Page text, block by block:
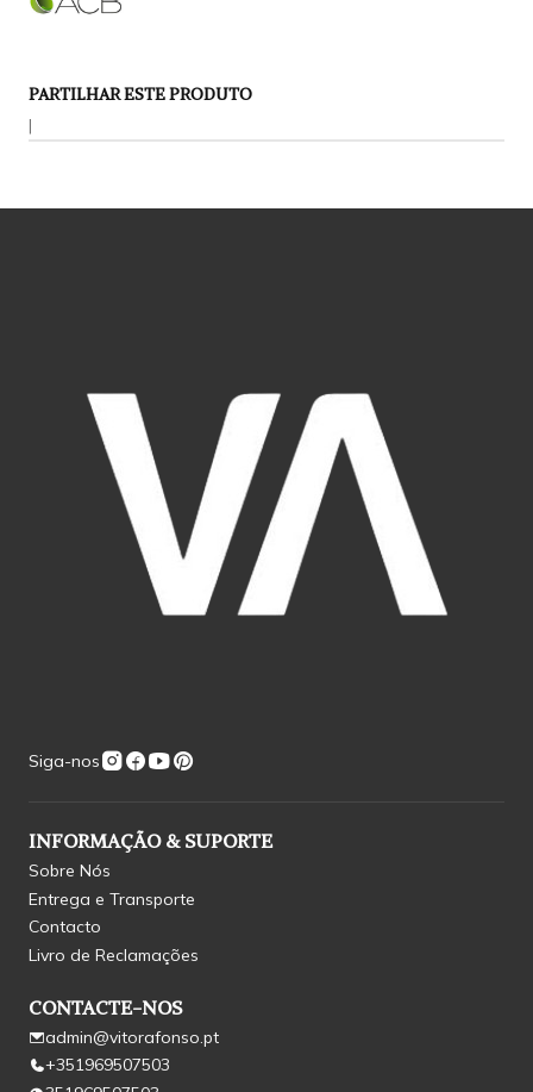
PARTILHAR ESTE PRODUTO
|
Siga-nos
INFORMAÇÃO & SUPORTE
Sobre Nós
Entrega e Transporte
Contacto
Livro de Reclamações
CONTACTE-NOS
admin@vitorafonso.pt
+351969507503